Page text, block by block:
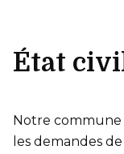
État
Notre commune
les demandes